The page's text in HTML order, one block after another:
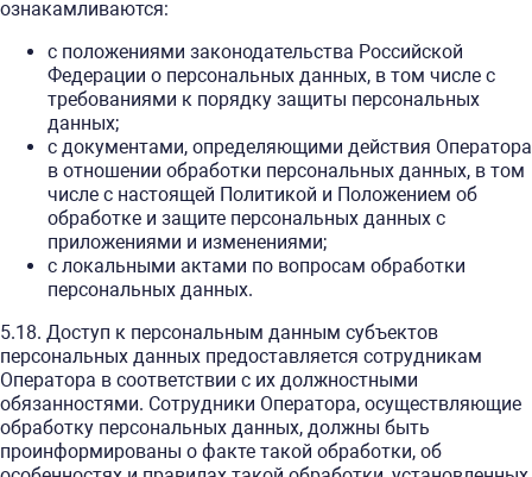
ознакамливаются:
с положениями законодательства Российской
Федерации о персональных данных, в том числе с
требованиями к порядку защиты персональных
данных;
с документами, определяющими действия Оператора
в отношении обработки персональных данных, в том
числе с настоящей Политикой и Положением об
обработке и защите персональных данных с
приложениями и изменениями;
с локальными актами по вопросам обработки
персональных данных.
5.18. Доступ к персональным данным субъектов
персональных данных предоставляется сотрудникам
Оператора в соответствии с их должностными
обязанностями. Сотрудники Оператора, осуществляющие
обработку персональных данных, должны быть
проинформированы о факте такой обработки, об